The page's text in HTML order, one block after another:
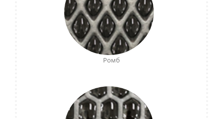
Ромб